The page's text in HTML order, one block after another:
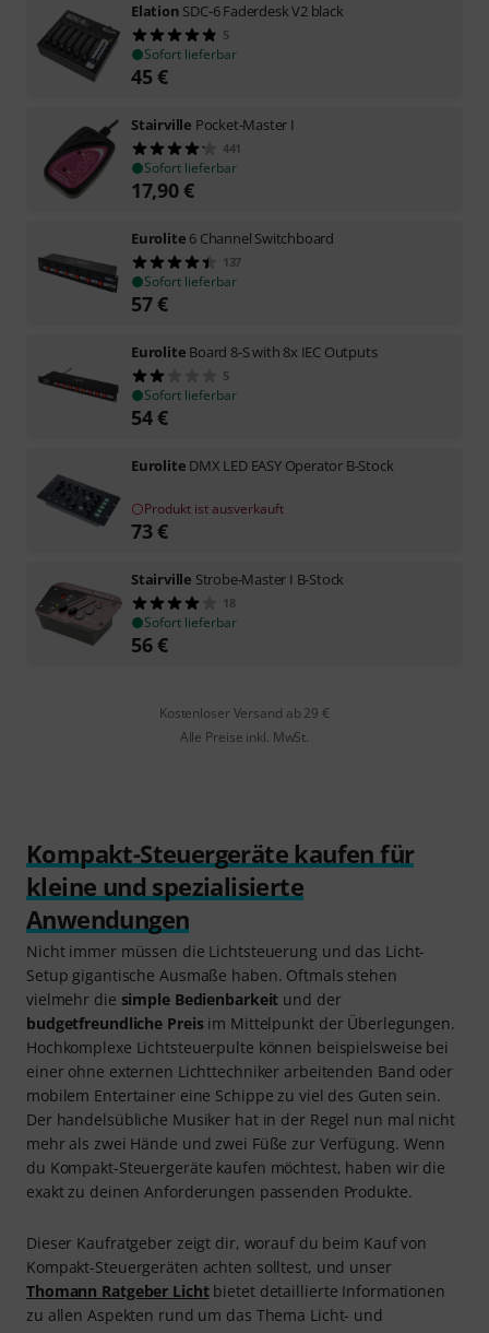
Elation SDC-6 Faderdesk V2 black
5
Sofort lieferbar
45€
Stairville Pocket-Master I
441
Sofort lieferbar
17,90€
Eurolite 6 Channel Switchboard
137
Sofort lieferbar
57€
Eurolite Board 8-S with 8x IEC Outputs
5
Sofort lieferbar
54€
Eurolite DMX LED EASY Operator B-Stock
Produkt ist ausverkauft
73€
Stairville Strobe-Master I B-Stock
18
Sofort lieferbar
56€
Kostenloser Versand ab 29 €
Alle Preise inkl. MwSt.
Kompakt-Steuergeräte kaufen für
kleine und spezialisierte
Anwendungen
Nicht immer müssen die Lichtsteuerung und das Licht-
Setup gigantische Ausmaße haben. Oftmals stehen
vielmehr die simple Bedienbarkeit und der
budgetfreundliche Preisim Mittelpunkt der Überlegungen.
Hochkomplexe Lichtsteuerpulte können beispielsweise bei
einer ohne externen Lichttechniker arbeitenden Band oder
mobilem Entertainer eine Schippe zu viel des Guten sein.
Der handelsübliche Musiker hat in der Regel nun mal nicht
mehr als zwei Hände und zwei Füße zur Verfügung. Wenn
du Kompakt-Steuergeräte kaufen möchtest, haben wir die
exakt zu deinen Anforderungen passenden Produkte.
Dieser Kaufratgeber zeigt dir, worauf du beim Kauf von
Kompakt-Steuergeräten achten solltest, und unser
Thomann Ratgeber Lichtbietet detaillierte Informationen
zu allen Aspekten rund um das Thema Licht- und